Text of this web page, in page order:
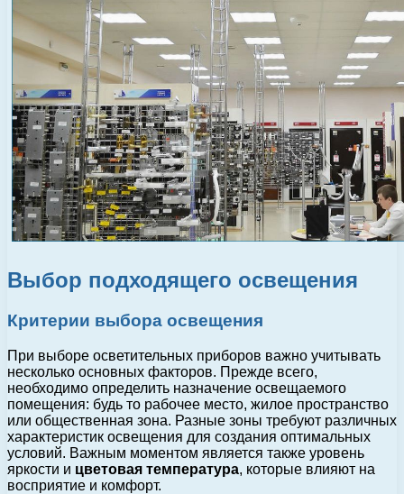
Выбор подходящего освещения
Критерии выбора освещения
При выборе осветительных приборов важно учитывать
несколько основных факторов. Прежде всего,
необходимо определить назначение освещаемого
помещения: будь то рабочее место, жилое пространство
или общественная зона. Разные зоны требуют различных
характеристик освещения для создания оптимальных
условий. Важным моментом является также уровень
яркости и цветовая температура, которые влияют на
восприятие и комфорт.